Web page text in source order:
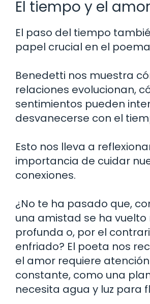
El tiempo y el amor
El paso del tiempo
papel crucial en el
Benedetti nos muestra
relaciones evolucionan,
sentimientos pueden
desvanecerse con el
Esto nos lleva a
importancia de cuidar
conexiones.
¿No te ha pasado que,
una amistad se ha vuelto
profunda o, por el
enfriado? El poeta nos
el amor requiere
constante, como una
necesita agua y luz para